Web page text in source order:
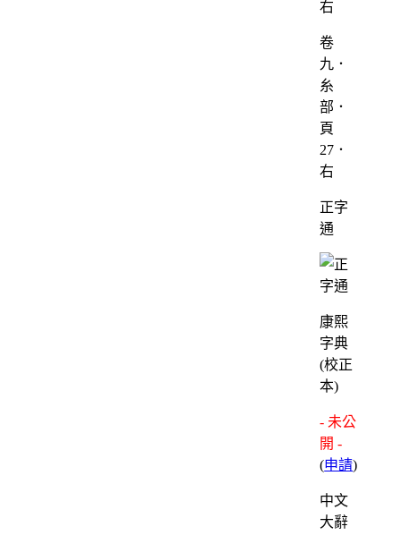
卷
九．
糸
部．
頁
27．
右
正字
通
康熙
字典
(校正
本)
- 未公
開 -
(申請)
中文
大辭